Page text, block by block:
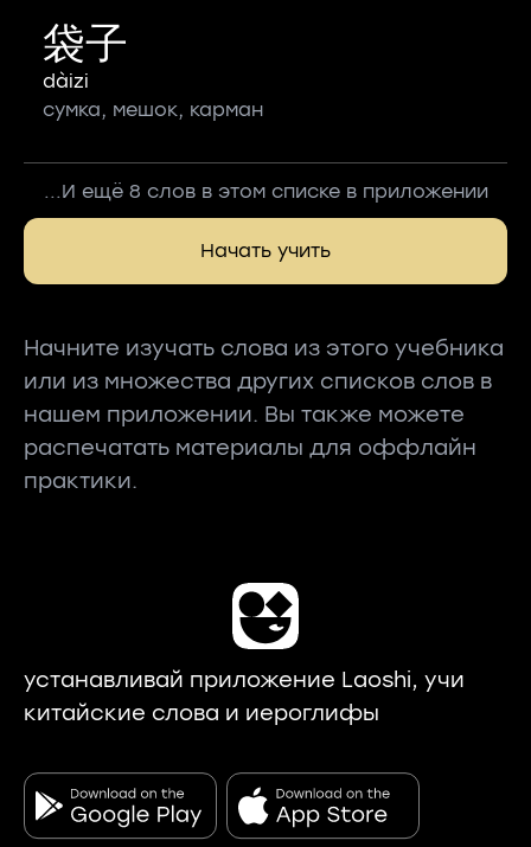
袋子
dàizi
сумка, мешок, карман
...И ещё 8 слов в этом списке в приложении
Начать учить
Начните изучать слова из этого учебника
или из множества других списков слов в
нашем приложении. Вы также можете
распечатать материалы для оффлайн
практики.
устанавливай приложение Laoshi, учи
китайские слова и иероглифы